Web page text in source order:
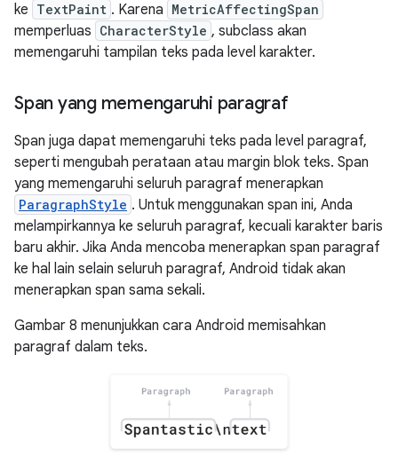
ke TextPaint . Karena MetricAffectingSpan
memperluas CharacterStyle , subclass akan
memengaruhi tampilan teks pada level karakter.
Span yang memengaruhi paragraf
Span juga dapat memengaruhi teks pada level paragraf,
seperti mengubah perataan atau margin blok teks. Span
yang memengaruhi seluruh paragraf menerapkan
ParagraphStyle . Untuk menggunakan span ini, Anda
melampirkannya ke seluruh paragraf, kecuali karakter baris
baru akhir. Jika Anda mencoba menerapkan span paragraf
ke hal lain selain seluruh paragraf, Android tidak akan
menerapkan span sama sekali.
Gambar 8 menunjukkan cara Android memisahkan
paragraf dalam teks.